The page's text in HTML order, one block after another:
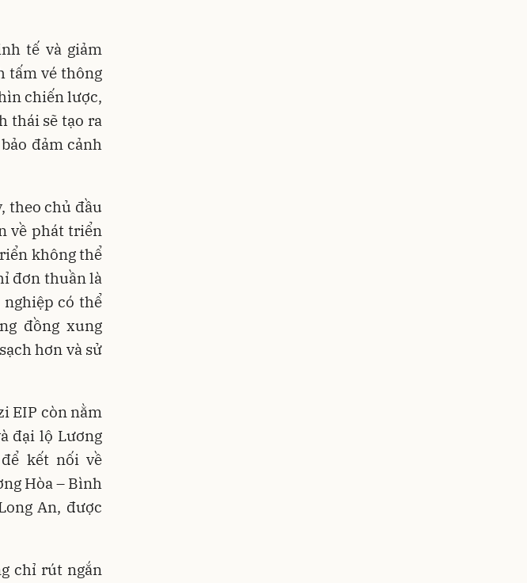
tế và giảm
tấm vé thông
chiến lược,
thái sẽ tạo ra
đảm cảnh
theo chủ đầu
về phát triển
không thể
đơn thuần là
có thể
đồng xung
hơn và sử
EIP còn nằm
đại lộ Lương
kết nối về
Hòa – Bình
An, được
chỉ rút ngắn